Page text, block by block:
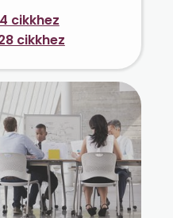
cikkhez
cikkhez